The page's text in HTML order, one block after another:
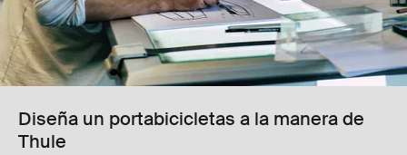
Diseña un portabicicletas a la manera de
Thule